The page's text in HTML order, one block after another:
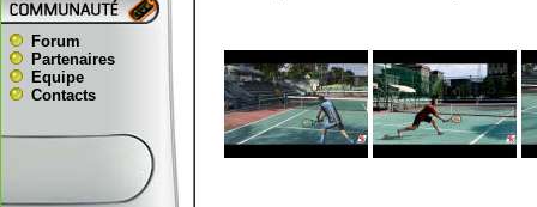
Forum
Partenaires
Equipe
Contacts